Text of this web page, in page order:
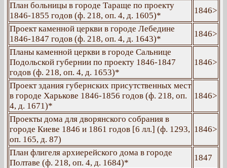
План больницы в городе Тараще по проекту
1846-1855 годов (ф. 218, оп. 4, д. 1605)*
1846>
Проект каменной церкви в городе Лебедине
1846-1847 годов (ф. 218, оп. 4, д. 1643)*
1846>
Планы каменной церкви в городе Сальнице
Подольской губернии по проекту 1846-1847
годов (ф. 218, оп. 4, д. 1653)*
1846>
Проект здания губернских присутственных мест
в городе Харькове 1846-1856 годов (ф. 218, оп.
4, д. 1671)*
1846>
Проекты дома для дворянского собрания в
городе Киеве 1846 и 1861 годов [6 лл.] (ф. 1293,
оп. 165, д. 87)
1846>
План флигеля архиерейского дома в городе
Полтаве (ф. 218, оп. 4, д. 1684)*
1847